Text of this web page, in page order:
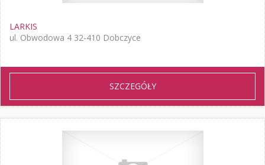
LARKIS
ul. Obwodowa 4 32-410 Dobczyce
SZCZEGÓŁY